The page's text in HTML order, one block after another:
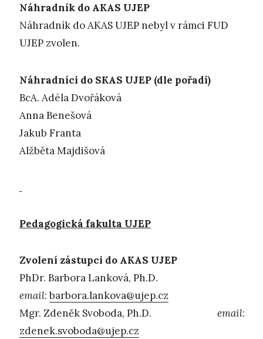
Náhradník do AKAS UJEP
Náhradník do AKAS UJEP nebyl v rámci FUD
UJEP zvolen.
Náhradníci do SKAS UJEP (dle pořadí)
BcA. Adéla Dvořáková
Anna Benešová
Jakub Franta
Alžběta Majdišová
Pedagogická fakulta UJEP
Zvolení zástupci do AKAS UJEP
PhDr. Barbora Lanková, Ph.D.
email:barbora.lankova@ujep.cz
Mgr. Zdeněk Svoboda, Ph.D. email:
zdenek.svoboda@ujep.cz